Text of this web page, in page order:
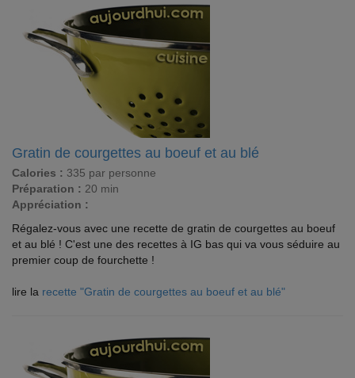
Gratin de courgettes au boeuf et au blé
Calories : 335 par personne
Préparation : 20 min
Appréciation :
Régalez-vous avec une recette de gratin de courgettes au boeuf
et au blé ! C'est une des recettes à IG bas qui va vous séduire au
premier coup de fourchette !
lire la recette "Gratin de courgettes au boeuf et au blé"